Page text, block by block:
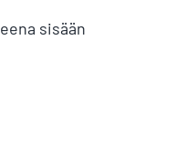
sisään